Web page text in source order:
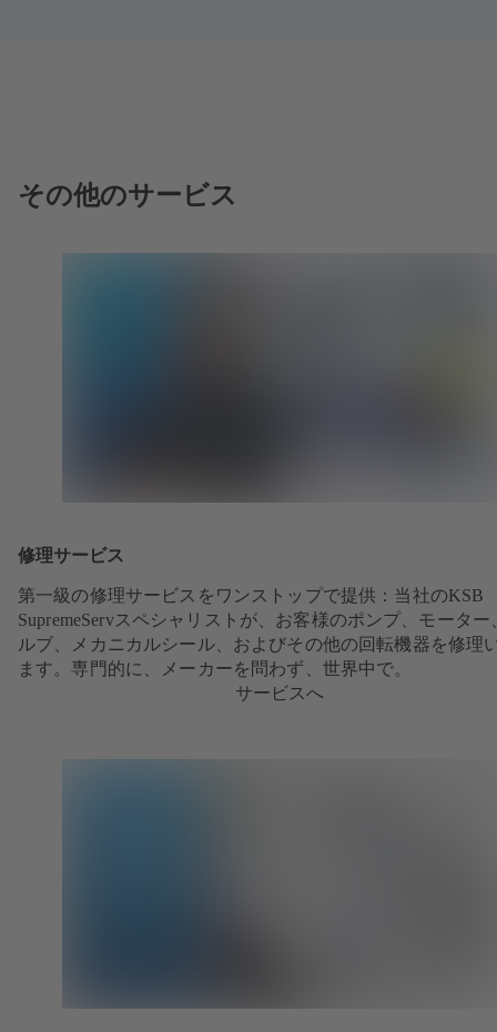
その他のサービス
修理サービス
第一級の修理サービスをワンストップで提供：当社のKSB
SupremeServスペシャリストが、お客様のポンプ、モーター
ルブ、メカニカルシール、およびその他の回転機器を修理
ます。専門的に、メーカーを問わず、世界中で。
サービスへ